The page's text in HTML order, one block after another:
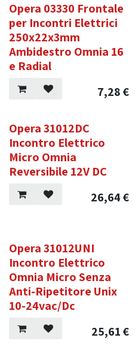
Opera 03330 Frontale
per Incontri Elettrici
250x22x3mm
Ambidestro Omnia 16
e Radial
7,28€
Opera 31012DC
Incontro Elettrico
Micro Omnia
Reversibile 12V DC
26,64€
Opera 31012UNI
Incontro Elettrico
Omnia Micro Senza
Anti-Ripetitore Unix
10-24vac/Dc
25,61€